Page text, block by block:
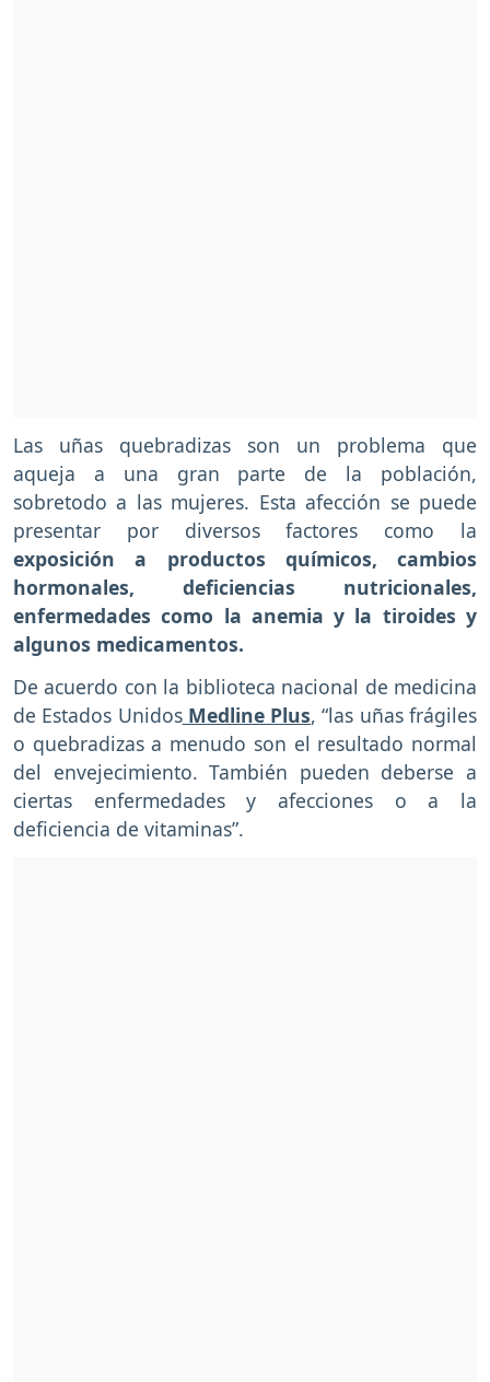
Las uñas quebradizas son un problema que
aqueja a una gran parte de la población,
sobretodo a las mujeres. Esta afección se puede
presentar por diversos factores como la
exposición a productos químicos, cambios
hormonales, deficiencias nutricionales,
enfermedades como la anemia y la tiroides y
algunos medicamentos.
De acuerdo con la biblioteca nacional de medicina
de Estados UnidosMedline Plus, “las uñas frágiles
o quebradizas a menudo son el resultado normal
del envejecimiento. También pueden deberse a
ciertas enfermedades y afecciones o a la
deficiencia de vitaminas”.